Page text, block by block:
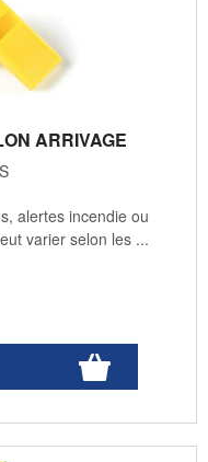
ARRIVAGE
alertes incendie ou
varier selon les ...